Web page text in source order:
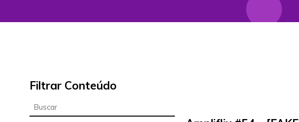
Filtrar Conteúdo